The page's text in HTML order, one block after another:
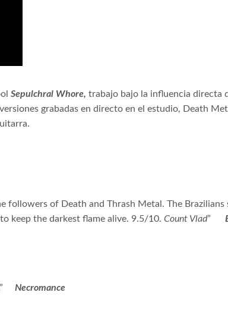
Sepulchral Whore, trabajo bajo la influencia directa
grabadas en directo en el estudio, Death
of Death and Thrash Metal. The
keep the darkest flame alive. 9.5/10. Count Vlad”
Necromance